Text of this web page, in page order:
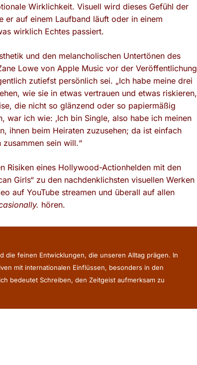
Wirklichkeit. Visuell wird dieses Gefühl der
auf einem Laufband läuft oder in einem
wirklich Echtes passiert.
und den melancholischen Untertönen des
Lowe von Apple Music vor der Veröffentlichung
zutiefst persönlich sei. „Ich habe meine drei
wie sie in etwas vertrauen und etwas riskieren,
die nicht so glänzend oder so papiermäßig
war ich wie: ‚Ich bin Single, also habe ich meinen
ihnen beim Heiraten zuzusehen; da ist einfach
sein will.“
Risiken eines Hollywood-Actionhelden mit den
Girls“ zu den nachdenklichsten visuellen Werken
auf YouTube streamen und überall auf allen
hören.
die feinen Entwicklungen, die unseren Alltag prägen. In
mit internationalen Einflüssen, besonders in den
bedeutet Schreiben, den Zeitgeist aufmerksam zu